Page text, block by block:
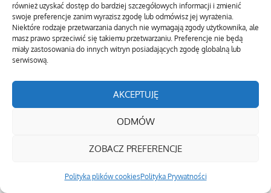
również uzyskać dostęp do bardziej szczegółowych informacji i zmienić
swoje preferencje zanim wyrazisz zgodę lub odmówisz jej wyrażenia.
Niektóre rodzaje przetwarzania danych nie wymagają zgody użytkownika, ale
masz prawo sprzeciwić się takiemu przetwarzaniu. Preferencje nie będą
miały zastosowania do innych witryn posiadających zgodę globalną lub
serwisową.
AKCEPTUJĘ
ODMÓW
ZOBACZ PREFERENCJE
Polityka plików cookiesPolityka Prywatności